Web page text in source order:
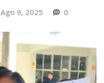
Ago 9, 2025 0